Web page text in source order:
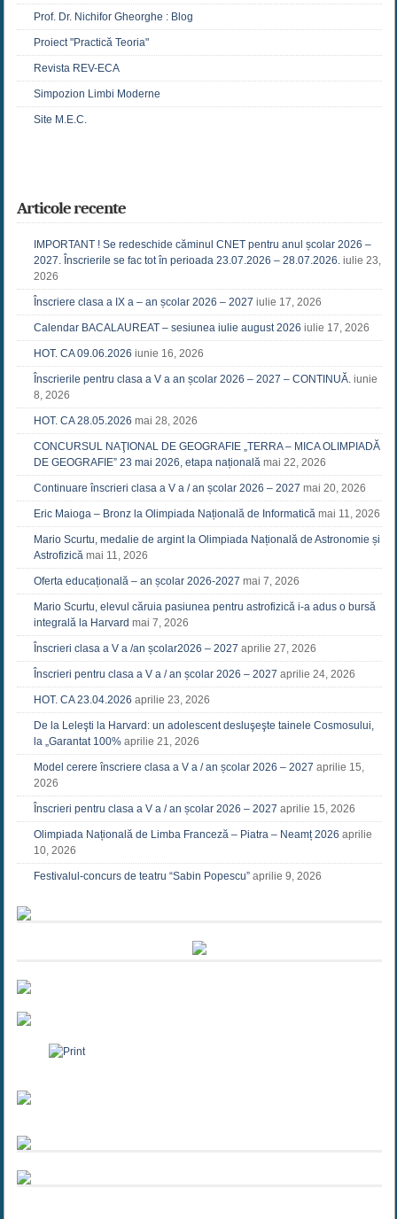
Prof. Dr. Nichifor Gheorghe : Blog
Proiect "Practică Teoria"
Revista REV-ECA
Simpozion Limbi Moderne
Site M.E.C.
Articole recente
IMPORTANT ! Se redeschide căminul CNET pentru anul școlar 2026 –
2027. Înscrierile se fac tot în perioada 23.07.2026 – 28.07.2026. iulie 23,
2026
Înscriere clasa a IX a – an școlar 2026 – 2027 iulie 17, 2026
Calendar BACALAUREAT – sesiunea iulie august 2026 iulie 17, 2026
HOT. CA 09.06.2026 iunie 16, 2026
Înscrierile pentru clasa a V a an școlar 2026 – 2027 – CONTINUĂ. iunie
8, 2026
HOT. CA 28.05.2026 mai 28, 2026
CONCURSUL NAŢIONAL DE GEOGRAFIE „TERRA – MICA OLIMPIADĂ
DE GEOGRAFIE” 23 mai 2026, etapa națională mai 22, 2026
Continuare înscrieri clasa a V a / an școlar 2026 – 2027 mai 20, 2026
Eric Maioga – Bronz la Olimpiada Națională de Informatică mai 11, 2026
Mario Scurtu, medalie de argint la Olimpiada Națională de Astronomie și
Astrofizică mai 11, 2026
Oferta educațională – an școlar 2026-2027 mai 7, 2026
Mario Scurtu, elevul căruia pasiunea pentru astrofizică i-a adus o bursă
integrală la Harvard mai 7, 2026
Înscrieri clasa a V a /an școlar2026 – 2027 aprilie 27, 2026
Înscrieri pentru clasa a V a / an școlar 2026 – 2027 aprilie 24, 2026
HOT. CA 23.04.2026 aprilie 23, 2026
De la Leleşti la Harvard: un adolescent desluşeşte tainele Cosmosului,
la „Garantat 100% aprilie 21, 2026
Model cerere înscriere clasa a V a / an școlar 2026 – 2027 aprilie 15,
2026
Înscrieri pentru clasa a V a / an școlar 2026 – 2027 aprilie 15, 2026
Olimpiada Națională de Limba Franceză – Piatra – Neamț 2026 aprilie
10, 2026
Festivalul-concurs de teatru “Sabin Popescu” aprilie 9, 2026